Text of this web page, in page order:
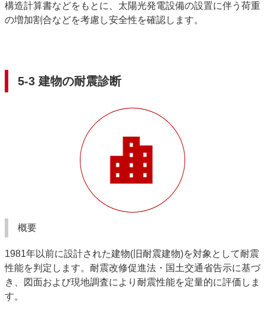
構造計算書などをもとに、太陽光発電設備の設置に伴う荷重
の増加割合などを考慮し安全性を確認します。
5-3 建物の耐震診断
概要
1981年以前に設計された建物(旧耐震建物)を対象として耐震
性能を判定します。耐震改修促進法・国土交通省告示に基づ
き、図面および現地調査により耐震性能を定量的に評価しま
す。